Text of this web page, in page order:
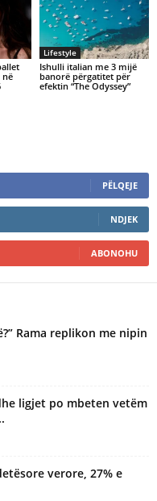
në
Lifestyle
Ishulli italian me 3 mijë
banorë përgatitet për
efektin “The Odyssey”
PËLQEJE
NDJEK
ABONOHU
Rama replikon me nipin
ligjet po mbeten vetëm
verore, 27% e